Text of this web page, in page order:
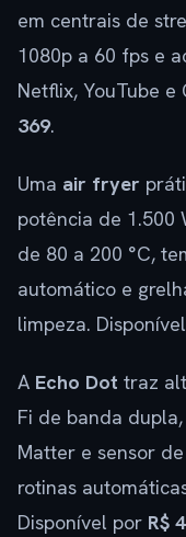
em centrais de
1080p a 60 fps e
Netflix, YouTube
369.
Uma air fryer
potência de 1.500
de 80 a 200 °C,
automático e
limpeza.
A Echo Dot traz
Fi de banda
Matter e sensor
rotinas
Disponível por R$